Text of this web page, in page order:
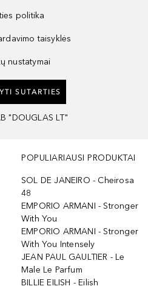
politika
taisyklės
nustatymai
SUTARTIES
"DOUGLAS LT"
POPULIARIAUSI PRODUKTAI
SOL DE JANEIRO - Cheirosa
48
EMPORIO ARMANI - Stronger
With You
EMPORIO ARMANI - Stronger
With You Intensely
JEAN PAUL GAULTIER - Le
Male Le Parfum
BILLIE EILISH - Eilish